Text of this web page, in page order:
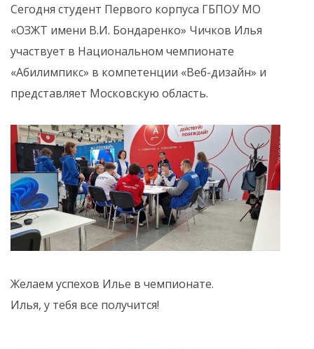
Сегодня студент Первого корпуса ГБПОУ МО
«ОЗЖТ имени В.И. Бондаренко» Чичков Илья
участвует в Национальном чемпионате
«Абилимпикс» в компетенции «Веб-дизайн» и
представляет Московскую область.
Желаем успехов Илье в чемпионате.
Илья, у тебя все получится!